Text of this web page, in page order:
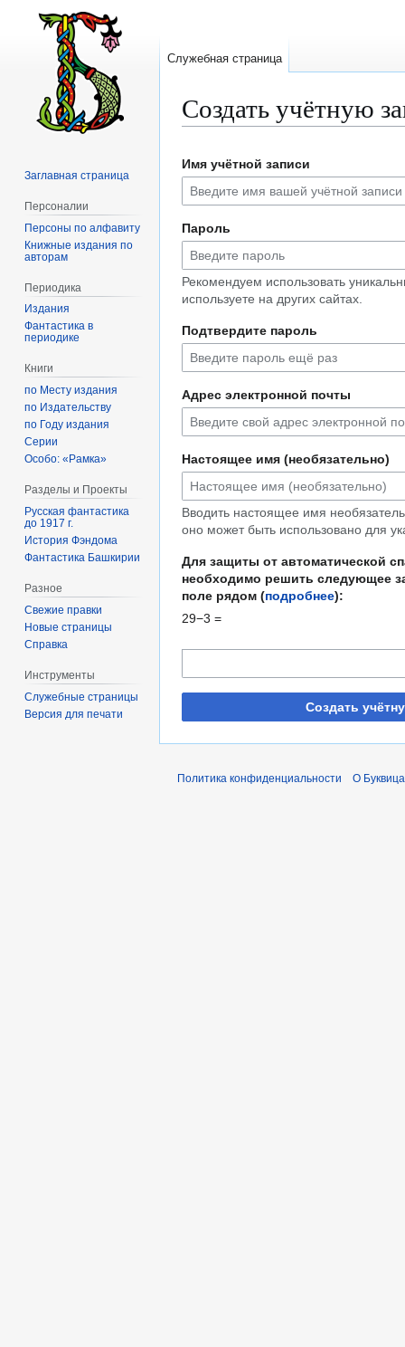
Создать учётную
к
навигации
к
поиску
Имя учётной записи
Пароль
Рекомендуем использовать
используете на других сайтах.
Подтвердите пароль
Адрес электронной почты
Настоящее имя (необязательно)
Вводить настоящее имя
оно может быть использовано для
Для защиты от автоматической
необходимо решить следующее
поле рядом (подробнее):
29−3 =
Создать
Служебная страница
Заглавная страница
Персоналии
Персоны по алфавиту
Книжные издания по
авторам
Периодика
Издания
Фантастика в
периодике
Книги
по Месту издания
по Издательству
по Году издания
Серии
Особо: «Рамка»
Разделы и Проекты
Русская фантастика
до 1917 г.
История Фэндома
Фантастика Башкирии
Разное
Свежие правки
Новые страницы
Справка
Инструменты
Служебные страницы
Версия для печати
Политика конфиденциальности О Буквица